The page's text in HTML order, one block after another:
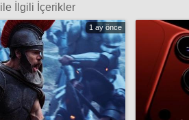
ile İlgili İçerikler
1 ay önce